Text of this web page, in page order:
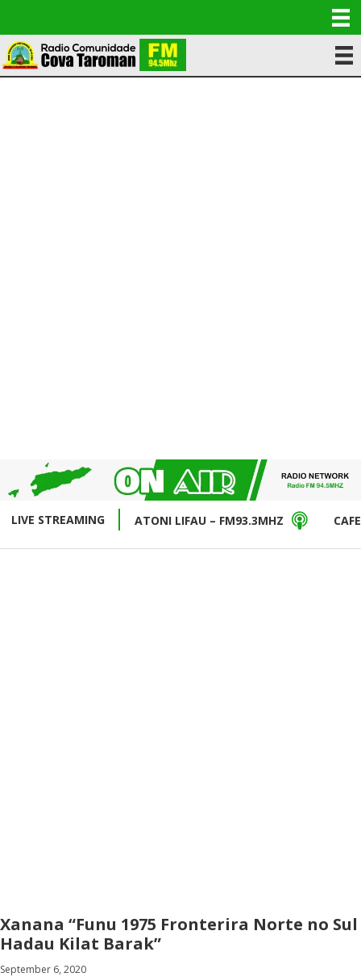
LIVE STREAMING ATONI LIFAU – FM93.3MHZ
Xanana “Funu 1975 Fronterira Norte no Sul
Hadau Kilat Barak”
September 6, 2020